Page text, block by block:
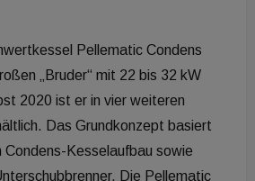
Pellematic Condens
„Bruder“ mit 22 bis 32 kW
2020 ist er in vier weiteren
Das Grundkonzept basiert
Condens-Kesselaufbau sowie
Die Pellematic